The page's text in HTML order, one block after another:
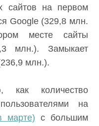
сайтов на первом
Google (329,8 млн.
месте сайты
млн.). Замыкает
млн.).
как количество
на
марте) с большим